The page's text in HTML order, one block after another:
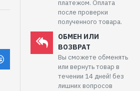
платежом. Оплата
после проверки
полученного товара.
ОБМЕН ИЛИ
ВОЗВРАТ
Вы сможете обменять
или вернуть товар в
течении 14 дней! без
лишних вопросов